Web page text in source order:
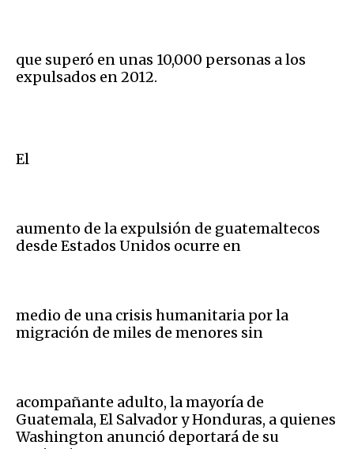
que superó en unas 10,000 personas a los
expulsados en 2012.
El
aumento de la expulsión de guatemaltecos
desde Estados Unidos ocurre en
medio de una crisis humanitaria por la
migración de miles de menores sin
acompañante adulto, la mayoría de
Guatemala, El Salvador y Honduras, a quienes
Washington anunció deportará de su